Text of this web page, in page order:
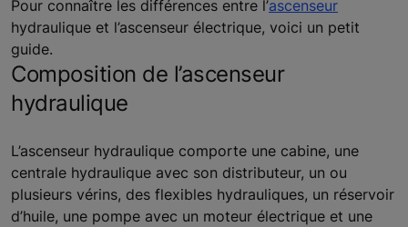
Pour connaître les différences entre l’ascenseur
hydraulique et l’ascenseur électrique, voici un petit
guide.
Composition de l’ascenseur
hydraulique
L’ascenseur hydraulique comporte une cabine, une
centrale hydraulique avec son distributeur, un ou
plusieurs vérins, des flexibles hydrauliques, un réservoir
d’huile, une pompe avec un moteur électrique et une